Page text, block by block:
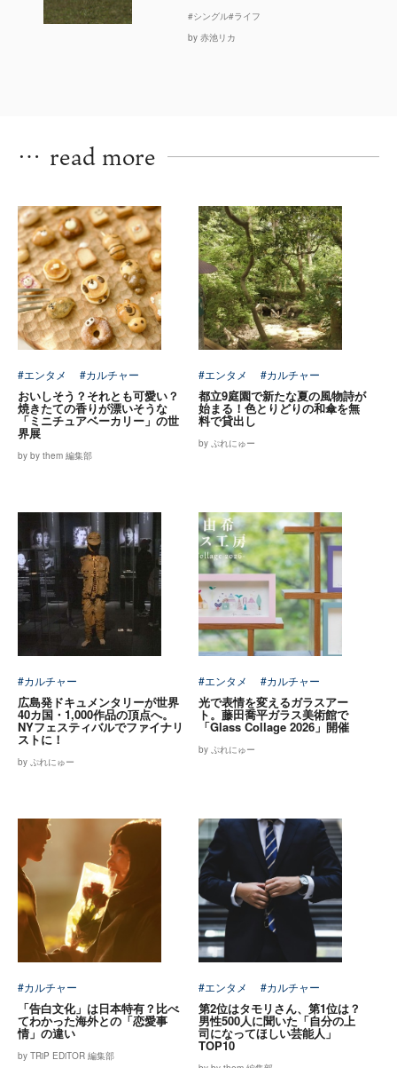
#シングル#ライフ
by 赤池リカ
… read more
#エンタメ #カルチャー
おいしそう？それとも可愛い？
焼きたての香りが漂いそうな
「ミニチュアベーカリー」の世
界展
by by them 編集部
#エンタメ #カルチャー
都立9庭園で新たな夏の風物詩が
始まる！色とりどりの和傘を無
料で貸出し
by ぷれにゅー
#カルチャー
広島発ドキュメンタリーが世界
40カ国・1,000作品の頂点へ。
NYフェスティバルでファイナリ
ストに！
by ぷれにゅー
#エンタメ #カルチャー
光で表情を変えるガラスアー
ト。藤田喬平ガラス美術館で
「Glass Collage 2026」開催
by ぷれにゅー
#カルチャー
「告白文化」は日本特有？比べ
てわかった海外との「恋愛事
情」の違い
by TRiP EDiTOR 編集部
#エンタメ #カルチャー
第2位はタモリさん、第1位は？
男性500人に聞いた「自分の上
司になってほしい芸能人」
TOP10